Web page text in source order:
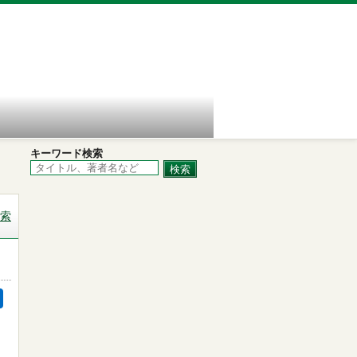
キーワード検索